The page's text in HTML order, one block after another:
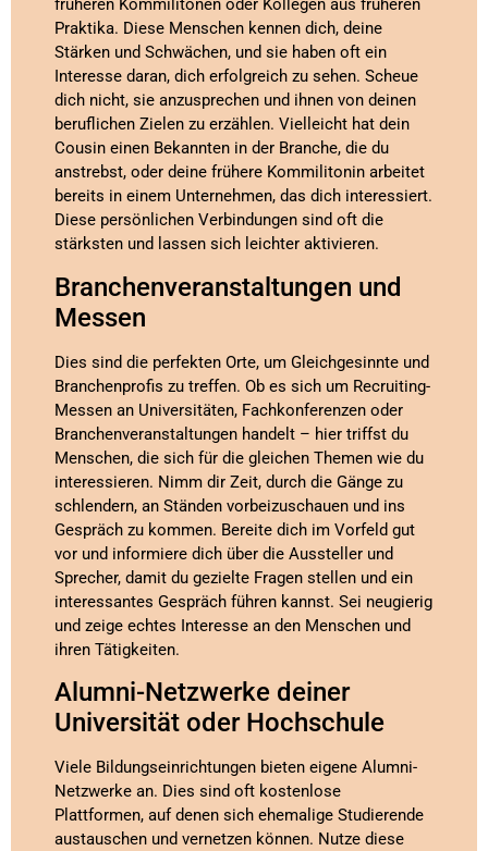
früheren Kommilitonen oder Kollegen aus früheren
Praktika. Diese Menschen kennen dich, deine
Stärken und Schwächen, und sie haben oft ein
Interesse daran, dich erfolgreich zu sehen. Scheue
dich nicht, sie anzusprechen und ihnen von deinen
beruflichen Zielen zu erzählen. Vielleicht hat dein
Cousin einen Bekannten in der Branche, die du
anstrebst, oder deine frühere Kommilitonin arbeitet
bereits in einem Unternehmen, das dich interessiert.
Diese persönlichen Verbindungen sind oft die
stärksten und lassen sich leichter aktivieren.
Branchenveranstaltungen und
Messen
Dies sind die perfekten Orte, um Gleichgesinnte und
Branchenprofis zu treffen. Ob es sich um Recruiting-
Messen an Universitäten, Fachkonferenzen oder
Branchenveranstaltungen handelt – hier triffst du
Menschen, die sich für die gleichen Themen wie du
interessieren. Nimm dir Zeit, durch die Gänge zu
schlendern, an Ständen vorbeizuschauen und ins
Gespräch zu kommen. Bereite dich im Vorfeld gut
vor und informiere dich über die Aussteller und
Sprecher, damit du gezielte Fragen stellen und ein
interessantes Gespräch führen kannst. Sei neugierig
und zeige echtes Interesse an den Menschen und
ihren Tätigkeiten.
Alumni-Netzwerke deiner
Universität oder Hochschule
Viele Bildungseinrichtungen bieten eigene Alumni-
Netzwerke an. Dies sind oft kostenlose
Plattformen, auf denen sich ehemalige Studierende
austauschen und vernetzen können. Nutze diese